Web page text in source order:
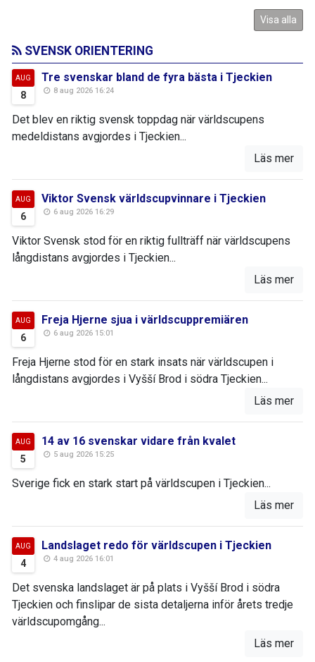
Visa alla
SVENSK ORIENTERING
AUG
8
Tre svenskar bland de fyra bästa i Tjeckien
8 aug 2026 16:24
Det blev en riktig svensk toppdag när världscupens
medeldistans avgjordes i Tjeckien...
Läs mer
AUG
6
Viktor Svensk världscupvinnare i Tjeckien
6 aug 2026 16:29
Viktor Svensk stod för en riktig fullträff när världscupens
långdistans avgjordes i Tjeckien...
Läs mer
AUG
6
Freja Hjerne sjua i världscuppremiären
6 aug 2026 15:01
Freja Hjerne stod för en stark insats när världscupen i
långdistans avgjordes i Vyšší Brod i södra Tjeckien...
Läs mer
AUG
5
14 av 16 svenskar vidare från kvalet
5 aug 2026 15:25
Sverige fick en stark start på världscupen i Tjeckien...
Läs mer
AUG
4
Landslaget redo för världscupen i Tjeckien
4 aug 2026 16:01
Det svenska landslaget är på plats i Vyšší Brod i södra
Tjeckien och finslipar de sista detaljerna inför årets tredje
världscupomgång...
Läs mer